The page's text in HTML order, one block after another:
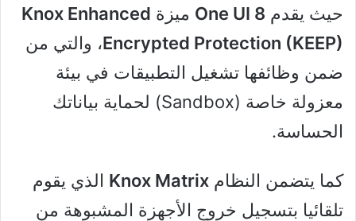
حيث يقدم One UI 8 ميزة Knox Enhanced
Encrypted Protection (KEEP)، والتي من
ضمن وظائفها تشغيل التطبيقات في بيئة
معزولة خاصة (Sandbox) لحماية بياناتك
الحساسة.
كما يتضمن النظام Knox Matrix الذي يقوم
تلقائيا بتسجيل خروج الأجهزة المشبوهة من